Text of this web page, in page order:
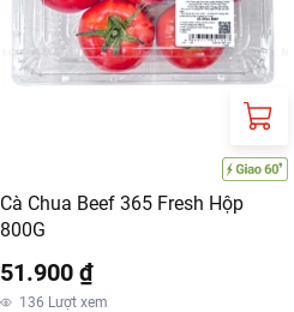
Cà Chua Beef 365 Fresh Hộp
800G
51.900 ₫
136 Lượt xem